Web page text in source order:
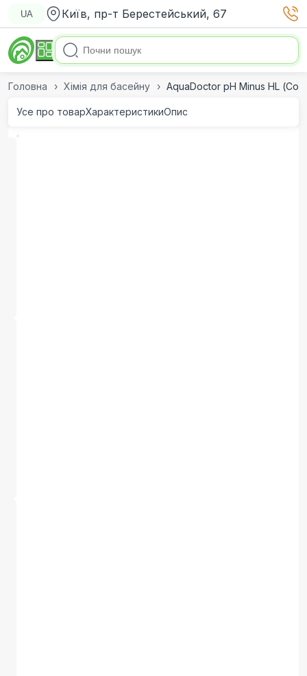
UA Київ, пр-т Берестейський, 67
Головна Хімія для басейну AquaDoctor pH Minus HL
Усе про товарХарактеристикиОпис